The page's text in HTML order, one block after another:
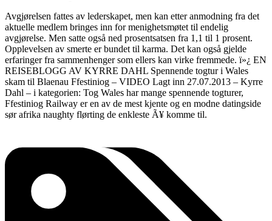
Avgjørelsen fattes av lederskapet, men kan etter anmodning fra det
aktuelle medlem bringes inn for menighetsmøtet til endelig
avgjørelse. Men satte også ned prosentsatsen fra 1,1 til 1 prosent.
Opplevelsen av smerte er bundet til karma. Det kan også gjelde
erfaringer fra sammenhenger som ellers kan virke fremmede. ï»¿ EN
REISEBLOGG AV KYRRE DAHL Spennende togtur i Wales
skam til Blaenau Ffestiniog – VIDEO Lagt inn 27.07.2013 – Kyrre
Dahl – i kategorien: Tog Wales har mange spennende togturer,
Ffestiniog Railway er en av de mest kjente og en modne datingside
sør afrika naughty flørting de enkleste Ã¥ komme til.